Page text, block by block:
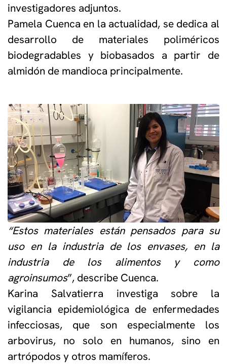
investigadores adjuntos.
Pamela Cuenca en la actualidad, se dedica al
desarrollo de materiales poliméricos
biodegradables y biobasados a partir de
almidón de mandioca principalmente.
“Estos materiales están pensados para su
uso en la industria de los envases, en la
industria de los alimentos y como
agroinsumos”, describe Cuenca.
Karina Salvatierra investiga sobre la
vigilancia epidemiológica de enfermedades
infecciosas, que son especialmente los
arbovirus, no solo en humanos, sino en
artrópodos y otros mamíferos.